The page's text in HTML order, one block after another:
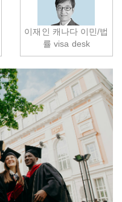
이재인 캐나다 이민/법
률 visa desk